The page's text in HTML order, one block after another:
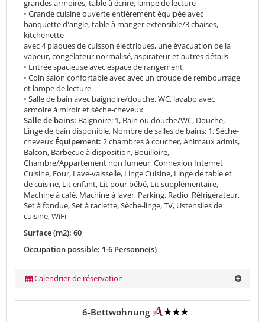
grandes armoires, table à écrire, lampe de lecture
• Grande cuisine ouverte entièrement équipée avec
banquette d'angle, table à manger extensible/3 chaises,
kitchenette
avec 4 plaques de cuisson électriques, une évacuation de la
vapeur, congélateur normalisé, aspirateur et autres détails
• Entrée spacieuse avec espace de rangement
• Coin salon confortable avec avec un croupe de rembourrage
et lampe de lecture
• Salle de bain avec baignoire/douche, WC, lavabo avec
armoire à miroir et sèche-cheveux
Salle de bains: Baignoire: 1, Bain ou douche/WC, Douche,
Linge de bain disponible, Nombre de salles de bains: 1, Sèche-
cheveux Équipement: 2 chambres à coucher, Animaux admis,
Balcon, Barbecue à disposition, Bouilloire,
Chambre/Appartement non fumeur, Connexion Internet,
Cuisine, Four, Lave-vaisselle, Linge Cuisine, Linge de table et
de cuisine, Lit enfant, Lit pour bébé, Lit supplémentaire,
Machine à café, Machine à laver, Parking, Radio, Réfrigérateur,
Set à fondue, Set à raclette, Sèche-linge, TV, Ustensiles de
cuisine, WiFi
Surface (m2): 60
Occupation possible: 1-6 Personne(s)
Calendrier de réservation
6-Bettwohnung